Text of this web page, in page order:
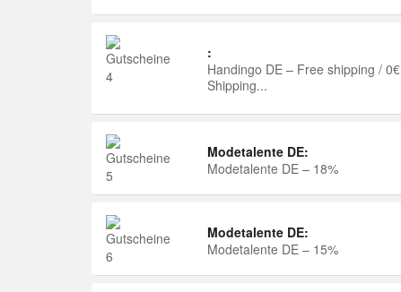
:
Handingo DE – Free shipping / 0€
Shipping...
Modetalente DE:
Modetalente DE – 18%
Modetalente DE:
Modetalente DE – 15%